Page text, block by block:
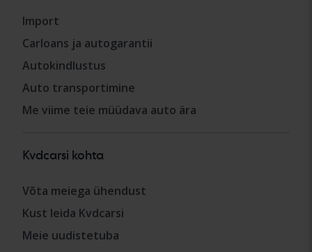
Import
Carloans ja autogarantii
Autokindlustus
Auto transportimine
Me viime teie müüdava auto ära
Kvdcarsi kohta
Võta meiega ühendust
Kust leida Kvdcarsi
Meie uudistetuba